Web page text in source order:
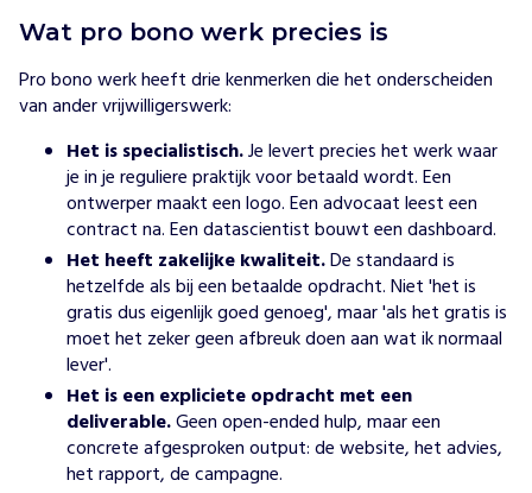
Wat pro bono werk precies is
Pro bono werk heeft drie kenmerken die het onderscheiden
van ander vrijwilligerswerk:
Het is specialistisch.Je levert precies het werk waar
je in je reguliere praktijk voor betaald wordt. Een
ontwerper maakt een logo. Een advocaat leest een
contract na. Een datascientist bouwt een dashboard.
Het heeft zakelijke kwaliteit.De standaard is
hetzelfde als bij een betaalde opdracht. Niet 'het is
gratis dus eigenlijk goed genoeg', maar 'als het gratis is
moet het zeker geen afbreuk doen aan wat ik normaal
lever'.
Het is een expliciete opdracht met een
deliverable.Geen open-ended hulp, maar een
concrete afgesproken output: de website, het advies,
het rapport, de campagne.